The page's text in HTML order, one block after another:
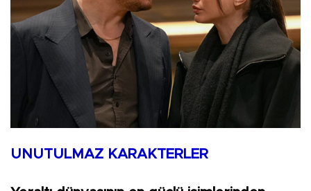
UNUTULMAZ KARAKTERLER